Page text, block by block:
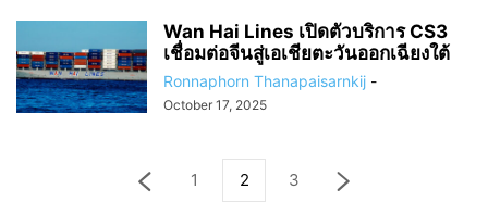
Wan Hai Lines เปิดตัวบริการ CS3
เชื่อมต่อจีนสู่เอเชียตะวันออกเฉียงใต้
Ronnaphorn Thanapaisarnkij -
October 17, 2025
1 2 3